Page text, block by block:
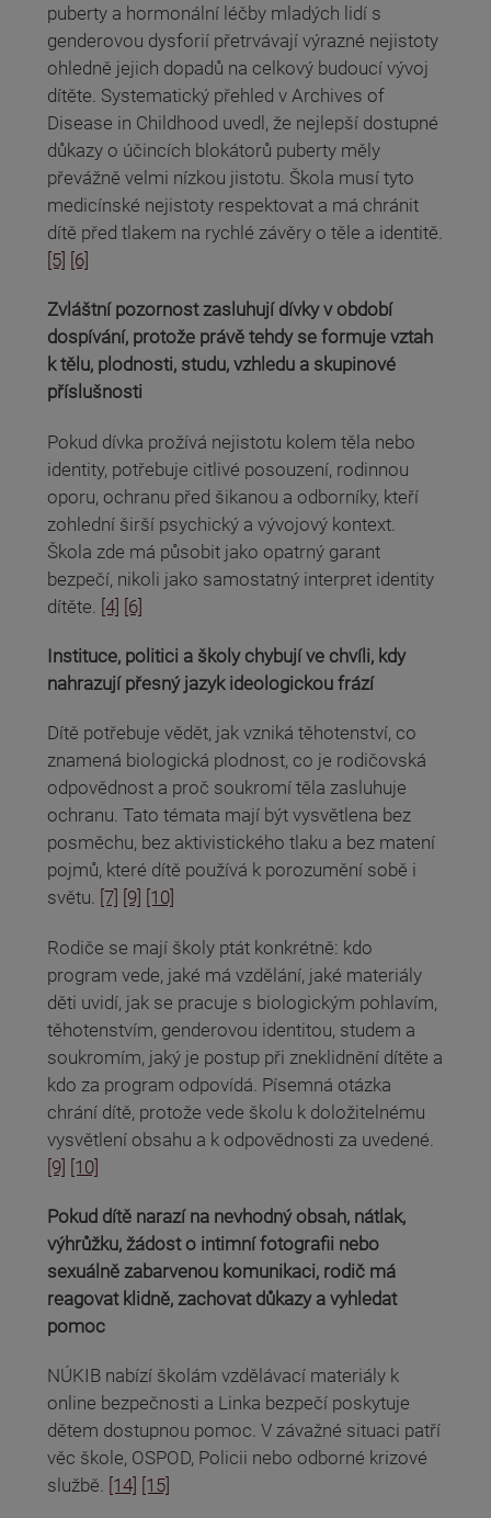
puberty a hormonální léčby mladých lidí s
genderovou dysforií přetrvávají výrazné nejistoty
ohledně jejich dopadů na celkový budoucí vývoj
dítěte. Systematický přehled v Archives of
Disease in Childhood uvedl, že nejlepší dostupné
důkazy o účincích blokátorů puberty měly
převážně velmi nízkou jistotu. Škola musí tyto
medicínské nejistoty respektovat a má chránit
dítě před tlakem na rychlé závěry o těle a identitě.
[5] [6]
Zvláštní pozornost zasluhují dívky v období
dospívání, protože právě tehdy se formuje vztah
k tělu, plodnosti, studu, vzhledu a skupinové
příslušnosti
Pokud dívka prožívá nejistotu kolem těla nebo
identity, potřebuje citlivé posouzení, rodinnou
oporu, ochranu před šikanou a odborníky, kteří
zohlední širší psychický a vývojový kontext.
Škola zde má působit jako opatrný garant
bezpečí, nikoli jako samostatný interpret identity
dítěte. [4] [6]
Instituce, politici a školy chybují ve chvíli, kdy
nahrazují přesný jazyk ideologickou frází
Dítě potřebuje vědět, jak vzniká těhotenství, co
znamená biologická plodnost, co je rodičovská
odpovědnost a proč soukromí těla zasluhuje
ochranu. Tato témata mají být vysvětlena bez
posměchu, bez aktivistického tlaku a bez matení
pojmů, které dítě používá k porozumění sobě i
světu. [7] [9] [10]
Rodiče se mají školy ptát konkrétně: kdo
program vede, jaké má vzdělání, jaké materiály
děti uvidí, jak se pracuje s biologickým pohlavím,
těhotenstvím, genderovou identitou, studem a
soukromím, jaký je postup při zneklidnění dítěte a
kdo za program odpovídá. Písemná otázka
chrání dítě, protože vede školu k doložitelnému
vysvětlení obsahu a k odpovědnosti za uvedené.
[9] [10]
Pokud dítě narazí na nevhodný obsah, nátlak,
výhrůžku, žádost o intimní fotografii nebo
sexuálně zabarvenou komunikaci, rodič má
reagovat klidně, zachovat důkazy a vyhledat
pomoc
NÚKIB nabízí školám vzdělávací materiály k
online bezpečnosti a Linka bezpečí poskytuje
dětem dostupnou pomoc. V závažné situaci patří
věc škole, OSPOD, Policii nebo odborné krizové
službě. [14] [15]